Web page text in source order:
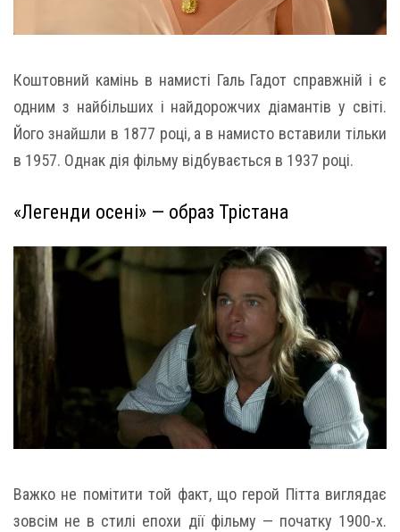
Коштовний камінь в намисті Галь Гадот справжній і є
одним з найбільших і найдорожчих діамантів у світі.
Його знайшли в 1877 році, а в намисто вставили тільки
в 1957. Однак дія фільму відбувається в 1937 році.
«Легенди осені» — образ Трістана
Важко не помітити той факт, що герой Пітта виглядає
зовсім не в стилі епохи дії фільму — початку 1900-х.